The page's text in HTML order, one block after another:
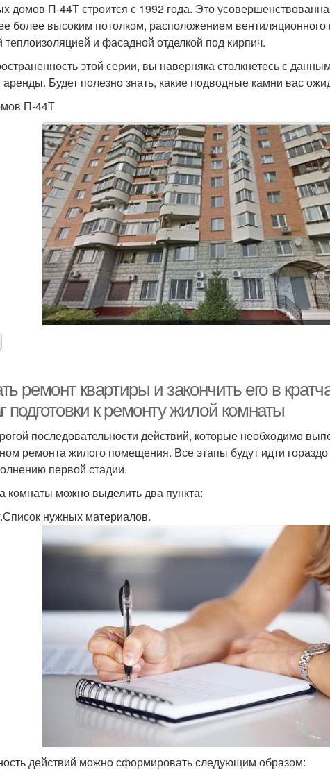
домов П-44Т строится с 1992 года. Это
более высоким потолком, расположением
и фасадной отделкой под кирпич.
этой серии, вы наверняка столкнетесь с
аренды. Будет полезно знать, какие подводные камни вас
П-44Т
ремонт квартиры и закончить его в
к ремонту жилой комнаты
последовательности действий, которые необходимо
ремонта жилого помещения. Все этапы будут идти
первой стадии.
комнаты можно выделить два пункта:
нужных материалов.
действий можно сформировать следующим образом: